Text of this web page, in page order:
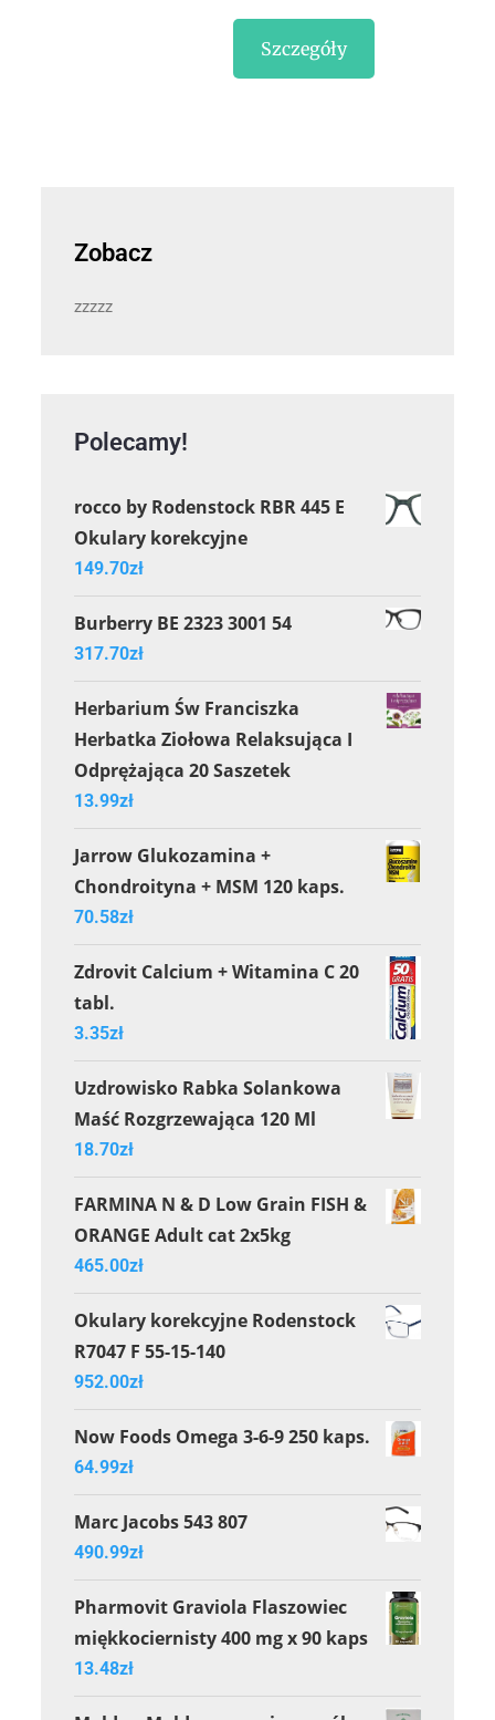
Szczegóły
Zobacz
zzzzz
Polecamy!
rocco by Rodenstock RBR 445 E
Okulary korekcyjne
149.70zł
Burberry BE 2323 3001 54
317.70zł
Herbarium Św Franciszka
Herbatka Ziołowa Relaksująca I
Odprężająca 20 Saszetek
13.99zł
Jarrow Glukozamina +
Chondroityna + MSM 120 kaps.
70.58zł
Zdrovit Calcium + Witamina C 20
tabl.
3.35zł
Uzdrowisko Rabka Solankowa
Maść Rozgrzewająca 120 Ml
18.70zł
FARMINA N & D Low Grain FISH &
ORANGE Adult cat 2x5kg
465.00zł
Okulary korekcyjne Rodenstock
R7047 F 55-15-140
952.00zł
Now Foods Omega 3-6-9 250 kaps.
64.99zł
Marc Jacobs 543 807
490.99zł
Pharmovit Graviola Flaszowiec
miękkociernisty 400 mg x 90 kaps
13.48zł